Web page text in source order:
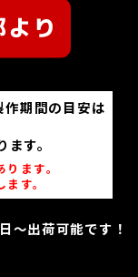
期間の目安は
す。
ます。
す。
～出荷可能です！